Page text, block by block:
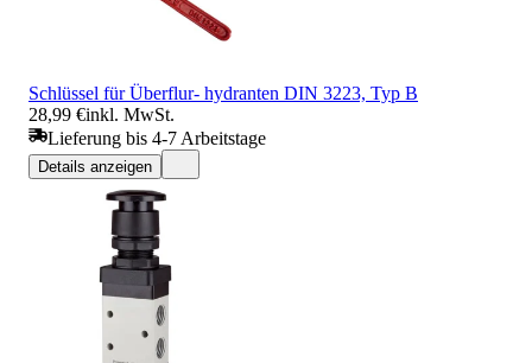
Schlüssel für Überflur- hydranten DIN 3223, Typ B
28,99 €inkl. MwSt.
Lieferung bis 4-7 Arbeitstage
Details anzeigen